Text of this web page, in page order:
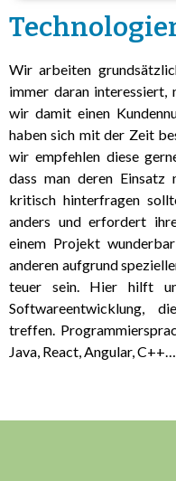
Wir arbeiten
immer daran interessiert,
wir damit einen
haben sich mit der Zeit
wir empfehlen diese
dass man deren
kritisch hinterfragen
anders und erfordert
einem Projekt
anderen aufgrund
teuer sein. Hier hilft
Softwareentwicklung,
treffen.
Java, React, Angular, C++…